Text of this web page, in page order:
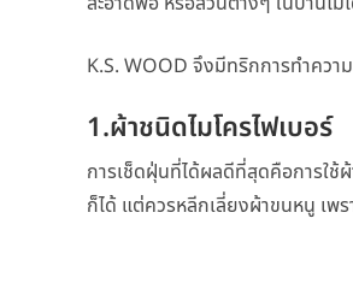
K.S. WOOD จึงมีทริกการทำคว
1.ผ้าชนิดไมโครไฟเบอร์
การเช็ดฝุ่นที่ได้ผลดีที่สุดคือการใช้ผ้
ก็ได้ แต่ควรหลีกเลี่ยงผ้าขนหนู เพร